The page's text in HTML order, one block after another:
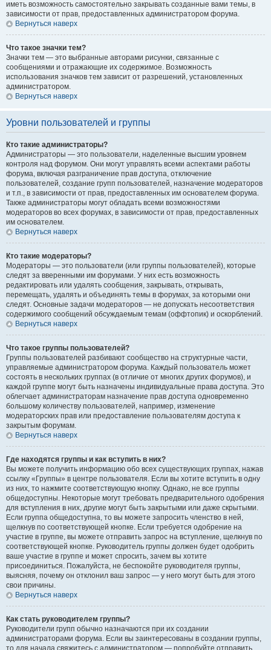
иметь возможность самостоятельно закрывать созданные вами темы, в
зависимости от прав, предоставленных администратором форума.
Вернуться наверх
Что такое значки тем?
Значки тем — это выбранные авторами рисунки, связанные с
сообщениями и отражающие их содержимое. Возможность
использования значков тем зависит от разрешений, установленных
администратором.
Вернуться наверх
Уровни пользователей и группы
Кто такие администраторы?
Администраторы — это пользователи, наделенные высшим уровнем
контроля над форумом. Они могут управлять всеми аспектами работы
форума, включая разграничение прав доступа, отключение
пользователей, создание групп пользователей, назначение модераторов
и т.п., в зависимости от прав, предоставленных им основателем форума.
Также администраторы могут обладать всеми возможностями
модераторов во всех форумах, в зависимости от прав, предоставленных
им основателем.
Вернуться наверх
Кто такие модераторы?
Модераторы — это пользователи (или группы пользователей), которые
следят за вверенными им форумами. У них есть возможность
редактировать или удалять сообщения, закрывать, открывать,
перемещать, удалять и объединять темы в форумах, за которыми они
следят. Основные задачи модераторов — не допускать несоответствия
содержимого сообщений обсуждаемым темам (оффтопик) и оскорблений.
Вернуться наверх
Что такое группы пользователей?
Группы пользователей разбивают сообщество на структурные части,
управляемые администратором форума. Каждый пользователь может
состоять в нескольких группах (в отличие от многих других форумов), и
каждой группе могут быть назначены индивидуальные права доступа. Это
облегчает администраторам назначение прав доступа одновременно
большому количеству пользователей, например, изменение
модераторских прав или предоставление пользователям доступа к
закрытым форумам.
Вернуться наверх
Где находятся группы и как вступить в них?
Вы можете получить информацию обо всех существующих группах, нажав
ссылку «Группы» в центре пользователя. Если вы хотите вступить в одну
из них, то нажмите соответствующую кнопку. Однако, не все группы
общедоступны. Некоторые могут требовать предварительного одобрения
для вступления в них, другие могут быть закрытыми или даже скрытыми.
Если группа общедоступна, то вы можете запросить членство в ней,
щелкнув по соответствующей кнопке. Если требуется одобрение на
участие в группе, вы можете отправить запрос на вступление, щелкнув по
соответствующей кнопке. Руководитель группы должен будет одобрить
ваше участие в группе и может спросить, зачем вы хотите
присоединиться. Пожалуйста, не беспокойте руководителя группы,
выясняя, почему он отклонил ваш запрос — у него могут быть для этого
свои причины.
Вернуться наверх
Как стать руководителем группы?
Руководители групп обычно назначаются при их создании
администраторами форума. Если вы заинтересованы в создании группы,
то для начала свяжитесь с администратором — попробуйте отправить